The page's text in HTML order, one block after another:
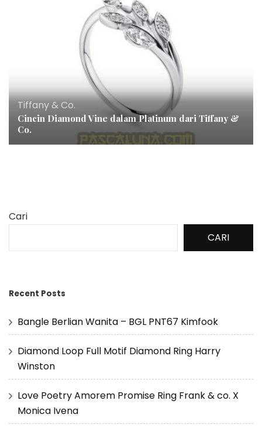
Tiffany & Co.
Cincin Diamond Vine dalam Platinum dari Tiffany &
Co.
Cari
CARI
Recent Posts
Bangle Berlian Wanita – BGL PNT67 Kimfook
Diamond Loop Full Motif Diamond Ring Harry
Winston
Love Poetry Amorem Promise Ring Frank & co. X
Monica Ivena